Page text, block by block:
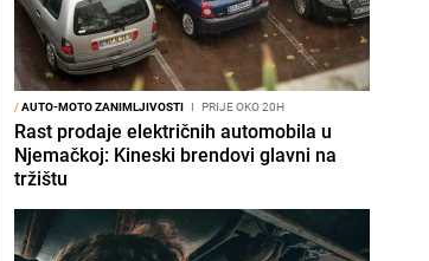
/AUTO-MOTO ZANIMLJIVOSTI I PRIJE OKO 20H
Rast prodaje električnih automobila u
Njemačkoj: Kineski brendovi glavni na
tržištu